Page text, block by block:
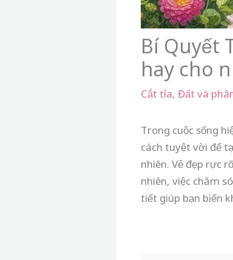
Bí Quyết
hay cho
Cắt tỉa, Đất và
Trong cuộc sống
cách tuyệt vời để
nhiên. Vẻ đẹp rực
nhiên, việc chăm
tiết giúp bạn biến